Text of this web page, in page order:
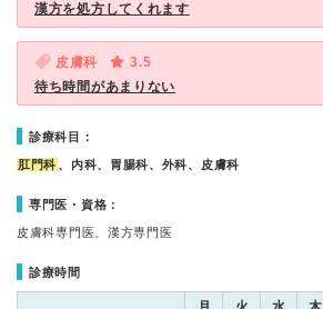
漢方を処方してくれます
皮膚科
3.5
待ち時間があまりない
診療科目：
肛門科 、内科、胃腸科、外科、皮膚科
専門医・資格：
皮膚科専門医、漢方専門医
診療時間